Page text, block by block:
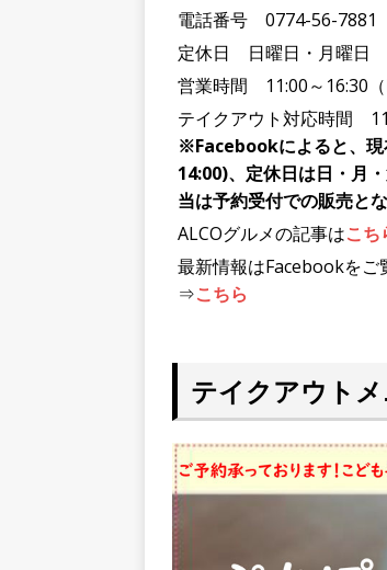
電話番号 0774-56-7881
定休日 日曜日・月曜日
営業時間 11:00～16:30（
テイクアウト対応時間
※Facebookによると、現
14:00)、定休日は日・月
当は予約受付での販売と
ALCOグルメの記事はこち
最新情報はFacebookをご
⇒こちら
テイクアウト